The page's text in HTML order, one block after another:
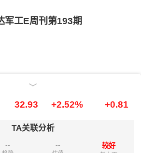
军工E周刊第193期
32.93 +2.52% +0.81
TA关联分析
-- -- 较好